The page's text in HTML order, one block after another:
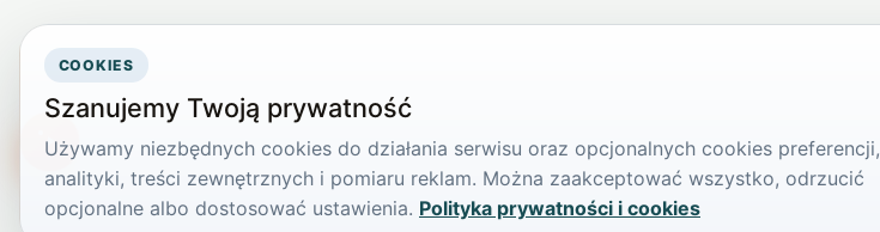
COOKIES
Szanujemy Twoją prywatność
Używamy niezbędnych cookies do działania serwisu oraz opcjonalnych cookies preferencji,
analityki, treści zewnętrznych i pomiaru reklam. Można zaakceptować wszystko, odrzucić
opcjonalne albo dostosować ustawienia. Polityka prywatności i cookies
TikTokowa Jelonka